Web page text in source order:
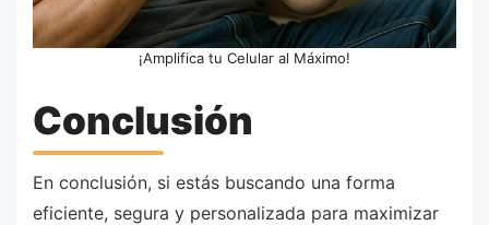
¡Amplifica tu Celular al Máximo!
Conclusión
En conclusión, si estás buscando una forma
eficiente, segura y personalizada para maximizar